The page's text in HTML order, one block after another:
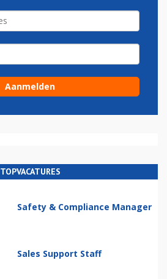
TOPVACATURES
Safety & Compliance Manager
Sales Support Staff